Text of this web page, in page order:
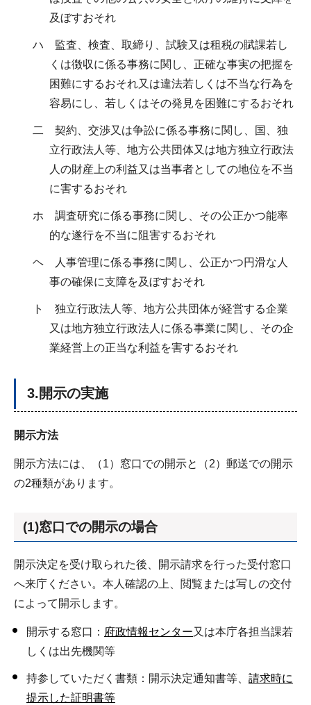
及ぼすおそれ
ハ 監査、検査、取締り、試験又は租税の賦課若し
くは徴収に係る事務に関し、正確な事実の把握を
困難にするおそれ又は違法若しくは不当な行為を
容易にし、若しくはその発見を困難にするおそれ
二 契約、交渉又は争訟に係る事務に関し、国、独
立行政法人等、地方公共団体又は地方独立行政法
人の財産上の利益又は当事者としての地位を不当
に害するおそれ
ホ 調査研究に係る事務に関し、その公正かつ能率
的な遂行を不当に阻害するおそれ
ヘ 人事管理に係る事務に関し、公正かつ円滑な人
事の確保に支障を及ぼすおそれ
ト 独立行政法人等、地方公共団体が経営する企業
又は地方独立行政法人に係る事業に関し、その企
業経営上の正当な利益を害するおそれ
3.開示の実施
開示方法
開示方法には、（1）窓口での開示と（2）郵送での開示
の2種類があります。
(1)窓口での開示の場合
開示決定を受け取られた後、開示請求を行った受付窓口
へ来庁ください。本人確認の上、閲覧または写しの交付
によって開示します。
開示する窓口： 府政情報センター又は本庁各担当課若
しくは出先機関等
持参していただく書類：開示決定通知書等、 請求時に
提示した証明書等